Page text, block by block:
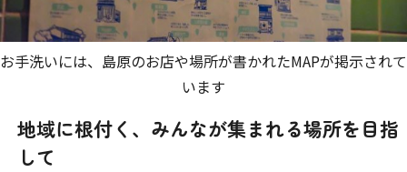
お手洗いには、島原のお店や場所が書かれたMAPが掲示されて
います
地域に根付く、みんなが集まれる場所を目指
して